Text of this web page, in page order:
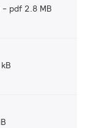
pdf 2.8 MB